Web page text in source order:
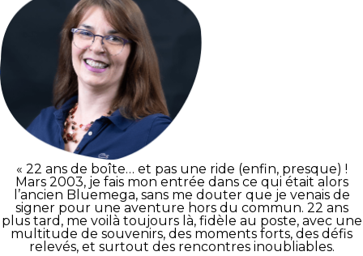
« 22 ans de boîte… et pas une ride (enfin, presque) !
Mars 2003, je fais mon entrée dans ce qui était alors
l’ancien Bluemega, sans me douter que je venais de
signer pour une aventure hors du commun. 22 ans
plus tard, me voilà toujours là, fidèle au poste, avec une
multitude de souvenirs, des moments forts, des défis
relevés, et surtout des rencontres inoubliables.